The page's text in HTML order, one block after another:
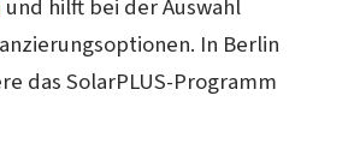
und hilft bei der Auswahl
In Berlin
das SolarPLUS-Programm